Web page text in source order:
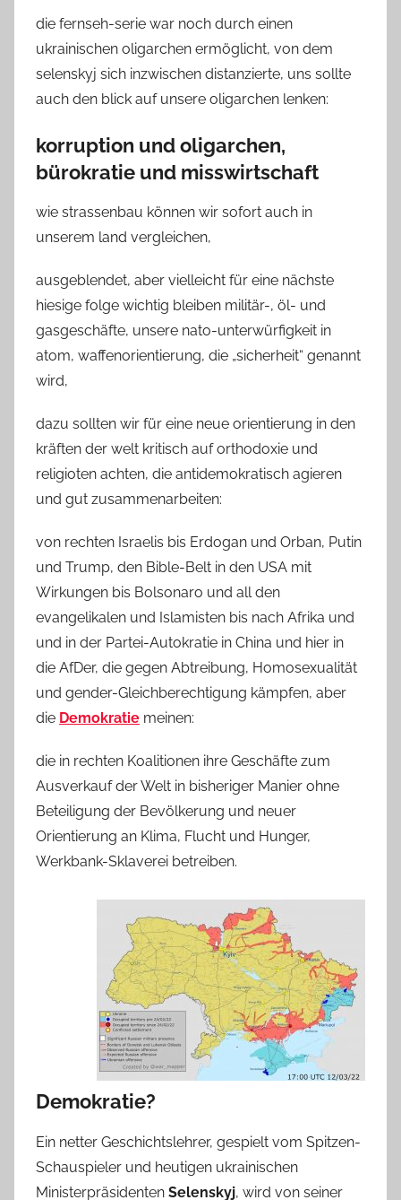
die fernseh-serie war noch durch einen
ukrainischen oligarchen ermöglicht, von dem
selenskyj sich inzwischen distanzierte, uns sollte
auch den blick auf unsere oligarchen lenken:
korruption und oligarchen,
bürokratie und misswirtschaft
wie strassenbau können wir sofort auch in
unserem land vergleichen,
ausgeblendet, aber vielleicht für eine nächste
hiesige folge wichtig bleiben militär-, öl- und
gasgeschäfte, unsere nato-unterwürfigkeit in
atom, waffenorientierung, die „sicherheit“ genannt
wird,
dazu sollten wir für eine neue orientierung in den
kräften der welt kritisch auf orthodoxie und
religioten achten, die antidemokratisch agieren
und gut zusammenarbeiten:
von rechten Israelis bis Erdogan und Orban, Putin
und Trump, den Bible-Belt in den USA mit
Wirkungen bis Bolsonaro und all den
evangelikalen und Islamisten bis nach Afrika und
und in der Partei-Autokratie in China und hier in
die AfDer, die gegen Abtreibung, Homosexualität
und gender-Gleichberechtigung kämpfen, aber
die Demokratie meinen:
die in rechten Koalitionen ihre Geschäfte zum
Ausverkauf der Welt in bisheriger Manier ohne
Beteiligung der Bevölkerung und neuer
Orientierung an Klima, Flucht und Hunger,
Werkbank-Sklaverei betreiben.
Demokratie?
Ein netter Geschichtslehrer, gespielt vom Spitzen-
Schauspieler und heutigen ukrainischen
Ministerpräsidenten Selenskyj, wird von seiner